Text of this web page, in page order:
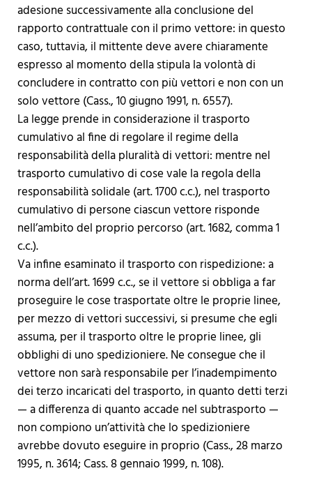
adesione successivamente alla conclusione del
rapporto contrattuale con il primo vettore: in questo
caso, tuttavia, il mittente deve avere chiaramente
espresso al momento della stipula la volontà di
concludere in contratto con più vettori e non con un
solo vettore (Cass., 10 giugno 1991, n. 6557).
La legge prende in considerazione il trasporto
cumulativo al fine di regolare il regime della
responsabilità della pluralità di vettori: mentre nel
trasporto cumulativo di cose vale la regola della
responsabilità solidale (art. 1700 c.c.), nel trasporto
cumulativo di persone ciascun vettore risponde
nell’ambito del proprio percorso (art. 1682, comma 1
c.c.).
Va infine esaminato il trasporto con rispedizione: a
norma dell’art. 1699 c.c., se il vettore si obbliga a far
proseguire le cose trasportate oltre le proprie linee,
per mezzo di vettori successivi, si presume che egli
assuma, per il trasporto oltre le proprie linee, gli
obblighi di uno spedizioniere. Ne consegue che il
vettore non sarà responsabile per l’inadempimento
dei terzo incaricati del trasporto, in quanto detti terzi
— a differenza di quanto accade nel subtrasporto —
non compiono un’attività che lo spedizioniere
avrebbe dovuto eseguire in proprio (Cass., 28 marzo
1995, n. 3614; Cass. 8 gennaio 1999, n. 108).